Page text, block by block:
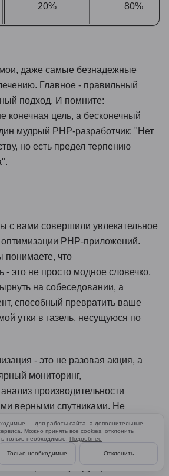
20% 80%
мои, даже самые безнадежные
Главное - правильный
подход. И помните:
конечная цель, а бесконечный
мудрый PHP-разработчик: "Нет
но есть предел терпению
с вами совершили увлекательное
PHP-приложений.
понимаете, что
- это не просто модное словечко,
на собеседовании, а
способный превратить ваше
утки в газель, несущуюся по
- это не разовая акция, а
мониторинг,
производительности
верными спутниками. Не
с новыми инструментами
концов, PHP - это язык, который
(хотя некоторые злые
он просто мутирует).
— для работы сайта, а дополнительные —
Можно принять все cookies, отклонить
только необходимые. Подробнее
Только необходимые Отклонить